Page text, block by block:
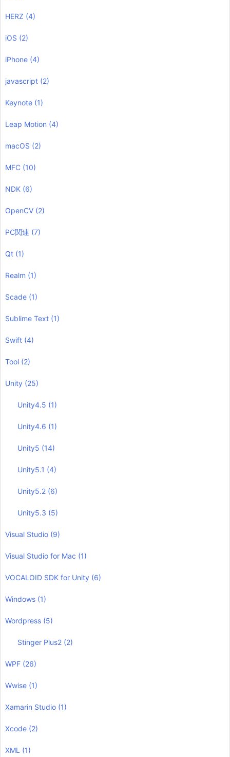
HERZ (4)
iOS (2)
iPhone (4)
javascript (2)
Keynote (1)
Leap Motion (4)
macOS (2)
MFC (10)
NDK (6)
OpenCV (2)
PC関連 (7)
Qt (1)
Realm (1)
Scade (1)
Sublime Text (1)
Swift (4)
Tool (2)
Unity (25)
Unity4.5 (1)
Unity4.6 (1)
Unity5 (14)
Unity5.1 (4)
Unity5.2 (6)
Unity5.3 (5)
Visual Studio (9)
Visual Studio for Mac (1)
VOCALOID SDK for Unity (6)
Windows (1)
Wordpress (5)
Stinger Plus2 (2)
WPF (26)
Wwise (1)
Xamarin Studio (1)
Xcode (2)
XML (1)